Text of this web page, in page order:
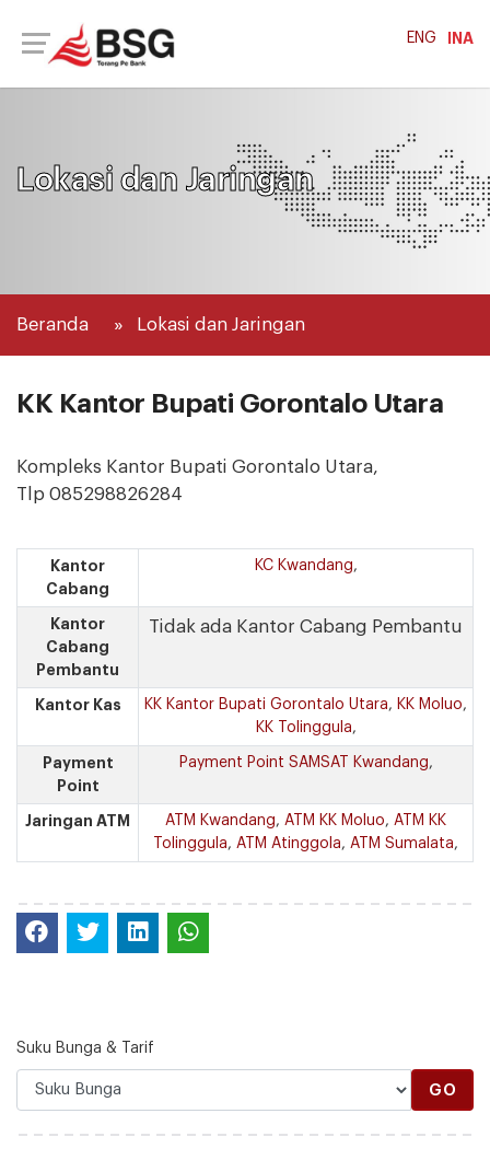
INA
ENG
Lokasi dan Jaringan
Beranda Lokasi dan Jaringan
KK Kantor Bupati Gorontalo Utara
Kompleks Kantor Bupati Gorontalo Utara,
Tlp 085298826284
Kantor
Cabang
KC Kwandang,
Kantor
Cabang
Pembantu
Tidak ada Kantor Cabang Pembantu
Kantor Kas KK Kantor Bupati Gorontalo Utara, KK Moluo,
KK Tolinggula,
Payment
Point
Payment Point SAMSAT Kwandang,
Jaringan ATM ATM Kwandang, ATM KK Moluo, ATM KK
Tolinggula, ATM Atinggola, ATM Sumalata,
Suku Bunga & Tarif
GO